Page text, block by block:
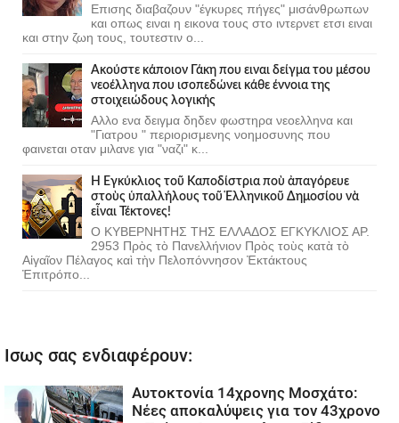
Επισης διαβαζουν "έγκυρες πήγες" μισάνθρωπων
και οπως ειναι η εικονα τους στο ιντερνετ ετσι ειναι
και στην ζωη τους, τουτεστιν ο...
Ακούστε κάποιον Γάκη που ειναι δείγμα του μέσου
νεοέλληνα που ισοπεδώνει κάθε έννοια της
στοιχειώδους λογικής
Αλλο ενα δειγμα δηδεν φωστηρα νεοελληνα και
"Γιατρου " περιορισμενης νοημοσυνης που
φαινεται οταν μιλανε για "ναζι" κ...
Ἡ Ἐγκύκλιος τοῦ Καποδίστρια ποὺ ἀπαγόρευε
στοὺς ὑπαλλήλους τοῦ Ἑλληνικοῦ Δημοσίου νὰ
εἶναι Τέκτονες!
Ο ΚΥΒΕΡΝΗΤΗΣ ΤΗΣ ΕΛΛΑΔΟΣ ΕΓΚΥΚΛΙΟΣ ΑΡ.
2953 Πρὸς τὸ Πανελλήνιον Πρὸς τοὺς κατὰ τὸ
Αἰγαῖον Πέλαγος καὶ τὴν Πελοπόννησον Ἐκτάκτους
Ἐπιτρόπο...